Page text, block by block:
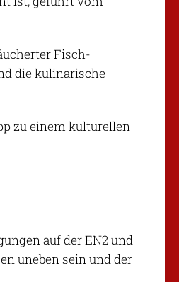
Fisch-
die kulinarische
zu einem kulturellen
auf der EN2 und
uneben sein und der